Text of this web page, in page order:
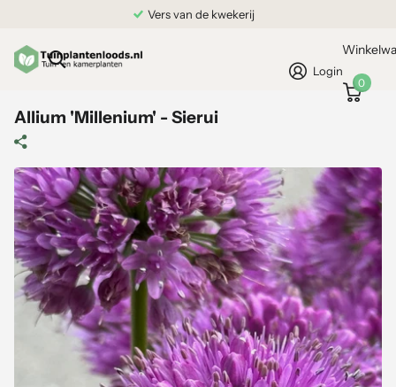
Vers van de kwekerij
Login
0
Allium 'Millenium' - Sierui